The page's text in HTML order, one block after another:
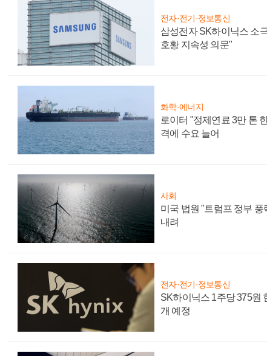
전자·전기·정보통신
삼성전자 SK하이닉스 소
호황 지속성 의문"
화학·에너지
로이터 "정제연료 3만 톤
격에 수요 늘어
사회
미국 법원 "트럼프 정부
내려
전자·전기·정보통신
SK하이닉스 1주당 375원
개 예정